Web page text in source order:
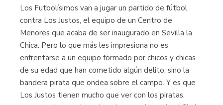
Los Futbolísimos van a jugar un partido de fútbol
contra Los Justos, el equipo de un Centro de
Menores que acaba de ser inaugurado en Sevilla la
Chica. Pero lo que más les impresiona no es
enfrentarse a un equipo formado por chicos y chicas
de su edad que han cometido algún delito, sino la
bandera pirata que ondea sobre el campo. Y es que
Los Justos tienen mucho que ver con los piratas,